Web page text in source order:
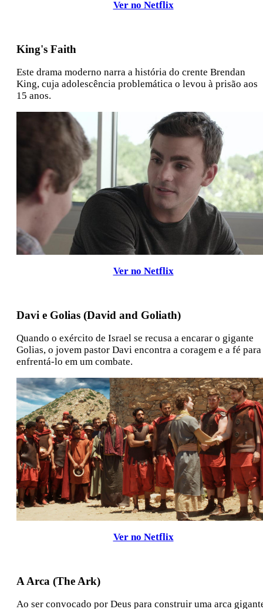
Ver no Netflix
King's Faith
Este drama moderno narra a história do crente Brendan
King, cuja adolescência problemática o levou à prisão aos
15 anos.
Ver no Netflix
Davi e Golias (David and Goliath)
Quando o exército de Israel se recusa a encarar o gigante
Golias, o jovem pastor Davi encontra a coragem e a fé para
enfrentá-lo em um combate.
Ver no Netflix
A Arca (The Ark)
Ao ser convocado por Deus para construir uma arca